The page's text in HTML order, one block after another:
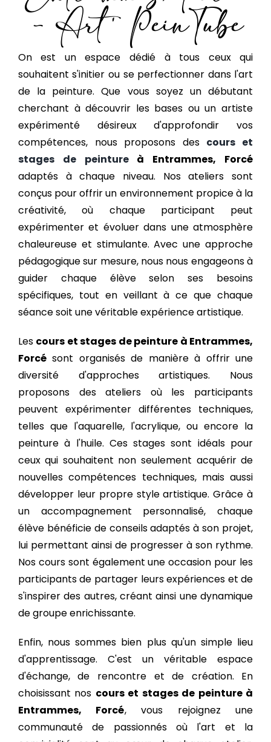
– Art' PeinTube
On est un espace dédié à tous ceux qui
souhaitent s'initier ou se perfectionner dans l'art
de la peinture. Que vous soyez un débutant
cherchant à découvrir les bases ou un artiste
expérimenté désireux d'approfondir vos
compétences, nous proposons des cours et
stages de peintureà Entrammes, Forcé
adaptés à chaque niveau. Nos ateliers sont
conçus pour offrir un environnement propice à la
créativité, où chaque participant peut
expérimenter et évoluer dans une atmosphère
chaleureuse et stimulante. Avec une approche
pédagogique sur mesure, nous nous engageons à
guider chaque élève selon ses besoins
spécifiques, tout en veillant à ce que chaque
séance soit une véritable expérience artistique.
Les cours et stages de peinture à Entrammes,
Forcésont organisés de manière à offrir une
diversité d'approches artistiques. Nous
proposons des ateliers où les participants
peuvent expérimenter différentes techniques,
telles que l'aquarelle, l'acrylique, ou encore la
peinture à l'huile. Ces stages sont idéals pour
ceux qui souhaitent non seulement acquérir de
nouvelles compétences techniques, mais aussi
développer leur propre style artistique. Grâce à
un accompagnement personnalisé, chaque
élève bénéficie de conseils adaptés à son projet,
lui permettant ainsi de progresser à son rythme.
Nos cours sont également une occasion pour les
participants de partager leurs expériences et de
s'inspirer des autres, créant ainsi une dynamique
de groupe enrichissante.
Enfin, nous sommes bien plus qu'un simple lieu
d'apprentissage. C'est un véritable espace
d'échange, de rencontre et de création. En
choisissant nos cours et stages de peinture à
Entrammes, Forcé, vous rejoignez une
communauté de passionnés où l'art et la